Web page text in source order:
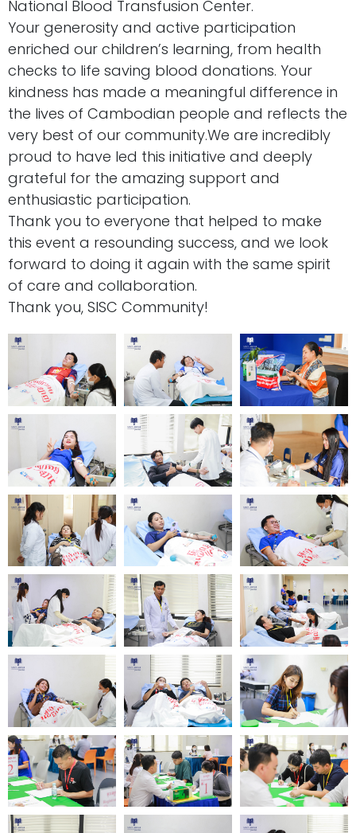
National Blood Transfusion Center.
Your generosity and active participation
enriched our children’s learning, from health
checks to life saving blood donations. Your
kindness has made a meaningful difference in
the lives of Cambodian people and reflects the
very best of our community.We are incredibly
proud to have led this initiative and deeply
grateful for the amazing support and
enthusiastic participation.
Thank you to everyone that helped to make
this event a resounding success, and we look
forward to doing it again with the same spirit
of care and collaboration.
Thank you, SISC Community!